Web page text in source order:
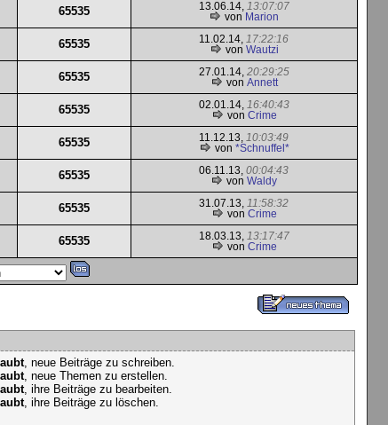
65535 13.06.14,
13:07:07
von Marion
65535 11.02.14,
17:22:16
von Wautzi
65535 27.01.14, 20:29:25
von Annett
65535 02.01.14,
16:40:43
von Crime
65535 11.12.13,
10:03:49
von *Schnuffel*
65535 06.11.13,00:04:43
vonWaldy
65535 31.07.13,
11:58:32
von Crime
65535 18.03.13,
13:17:47
von Crime
, neue Beiträge zu schreiben.
, neue Themen zu erstellen.
, ihre Beiträge zu bearbeiten.
, ihre Beiträge zu löschen.